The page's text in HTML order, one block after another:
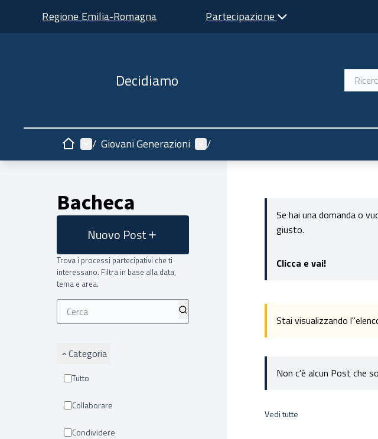
Regione Emilia-Romagna Partecipazione
Decidiamo
HomeMenù principale
/ Giovani Generazioni Menù utente
/
Bacheca
Nuovo Post
Trova i processi partecipativi che ti
interessano. Filtra in base alla data,
tema e area.
Categoria
Tutto
Collaborare
Condividere
Se hai una domanda o
giusto.
Clicca e vai!
Stai visualizzando
Non c'è alcun Post che
Vedi tutte